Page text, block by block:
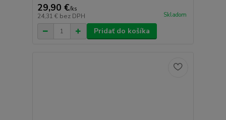
29,90 €/ks
24,31 € bez DPH Skladom
Pridať do košíka